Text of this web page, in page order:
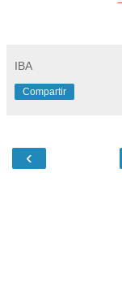
IBA
Compartir
‹